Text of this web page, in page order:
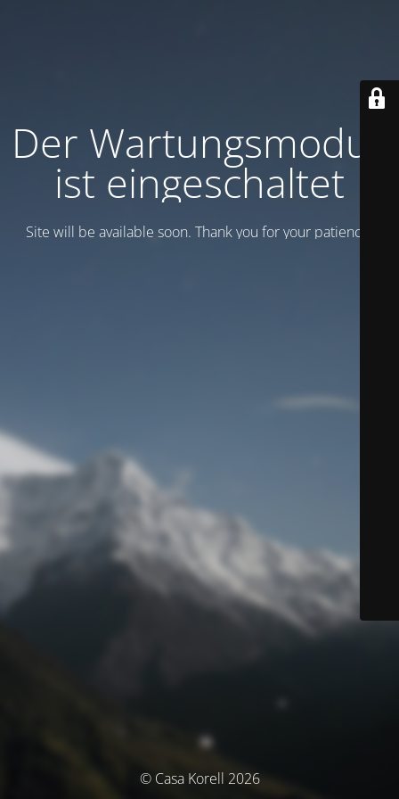
Der Wartungsmodus
ist eingeschaltet
Site will be available soon. Thank you for your patience!
© Casa Korell 2026